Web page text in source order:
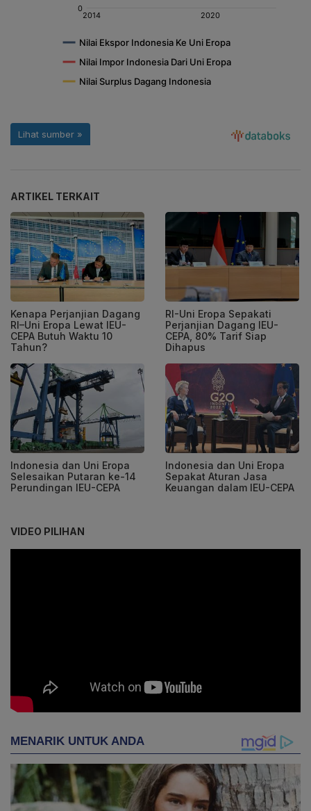
ARTIKEL TERKAIT
Kenapa Perjanjian Dagang
RI–Uni Eropa Lewat IEU-
CEPA Butuh Waktu 10
Tahun?
RI-Uni Eropa Sepakati
Perjanjian Dagang IEU-
CEPA, 80% Tarif Siap
Dihapus
Indonesia dan Uni Eropa
Selesaikan Putaran ke-14
Perundingan IEU-CEPA
Indonesia dan Uni Eropa
Sepakat Aturan Jasa
Keuangan dalam IEU-CEPA
VIDEO PILIHAN